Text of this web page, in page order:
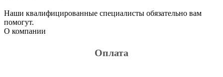
Наши квалифицированные специалисты обязательно вам
помогут.
О компании
Оплата